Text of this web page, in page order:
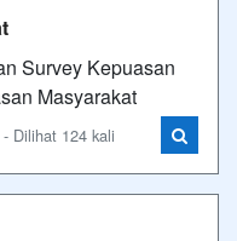
Survey Kepuasan
Masyarakat
Dilihat 124 kali